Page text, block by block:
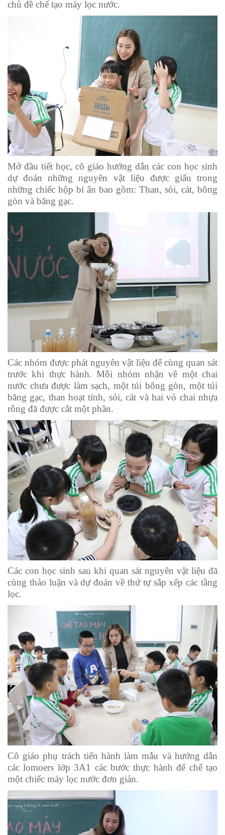
chủ đề chế tạo máy lọc nước.
Mở đầu tiết học, cô giáo hướng dẫn các con học sinh
dự đoán những nguyên vật liệu được giấu trong
những chiếc hộp bí ẩn bao gồm: Than, sỏi, cát, bông
gòn và băng gạc.
Các nhóm được phát nguyên vật liệu để cùng quan sát
trước khi thực hành. Mỗi nhóm nhận về một chai
nước chưa được làm sạch, một túi bông gòn, một túi
băng gạc, than hoạt tính, sỏi, cát và hai vỏ chai nhựa
rỗng đã được cắt một phần.
Các con học sinh sau khi quan sát nguyên vật liệu đã
cùng thảo luận và dự đoán về thứ tự sắp xếp các tầng
lọc.
Cô giáo phụ trách tiến hành làm mẫu và hướng dẫn
các lomoers lớp 3A1 các bước thực hành để chế tạo
một chiếc máy lọc nước đơn giản.